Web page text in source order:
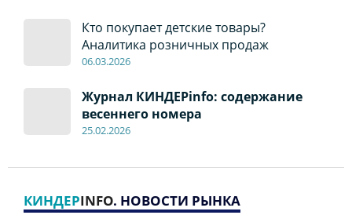
Кто покупает детские товары?
Аналитика розничных продаж
06.03.2026
Журнал КИНДЕРinfo: содержание
весеннего номера
25.02.2026
КИНДЕРINFO. НОВОСТИ РЫНКА